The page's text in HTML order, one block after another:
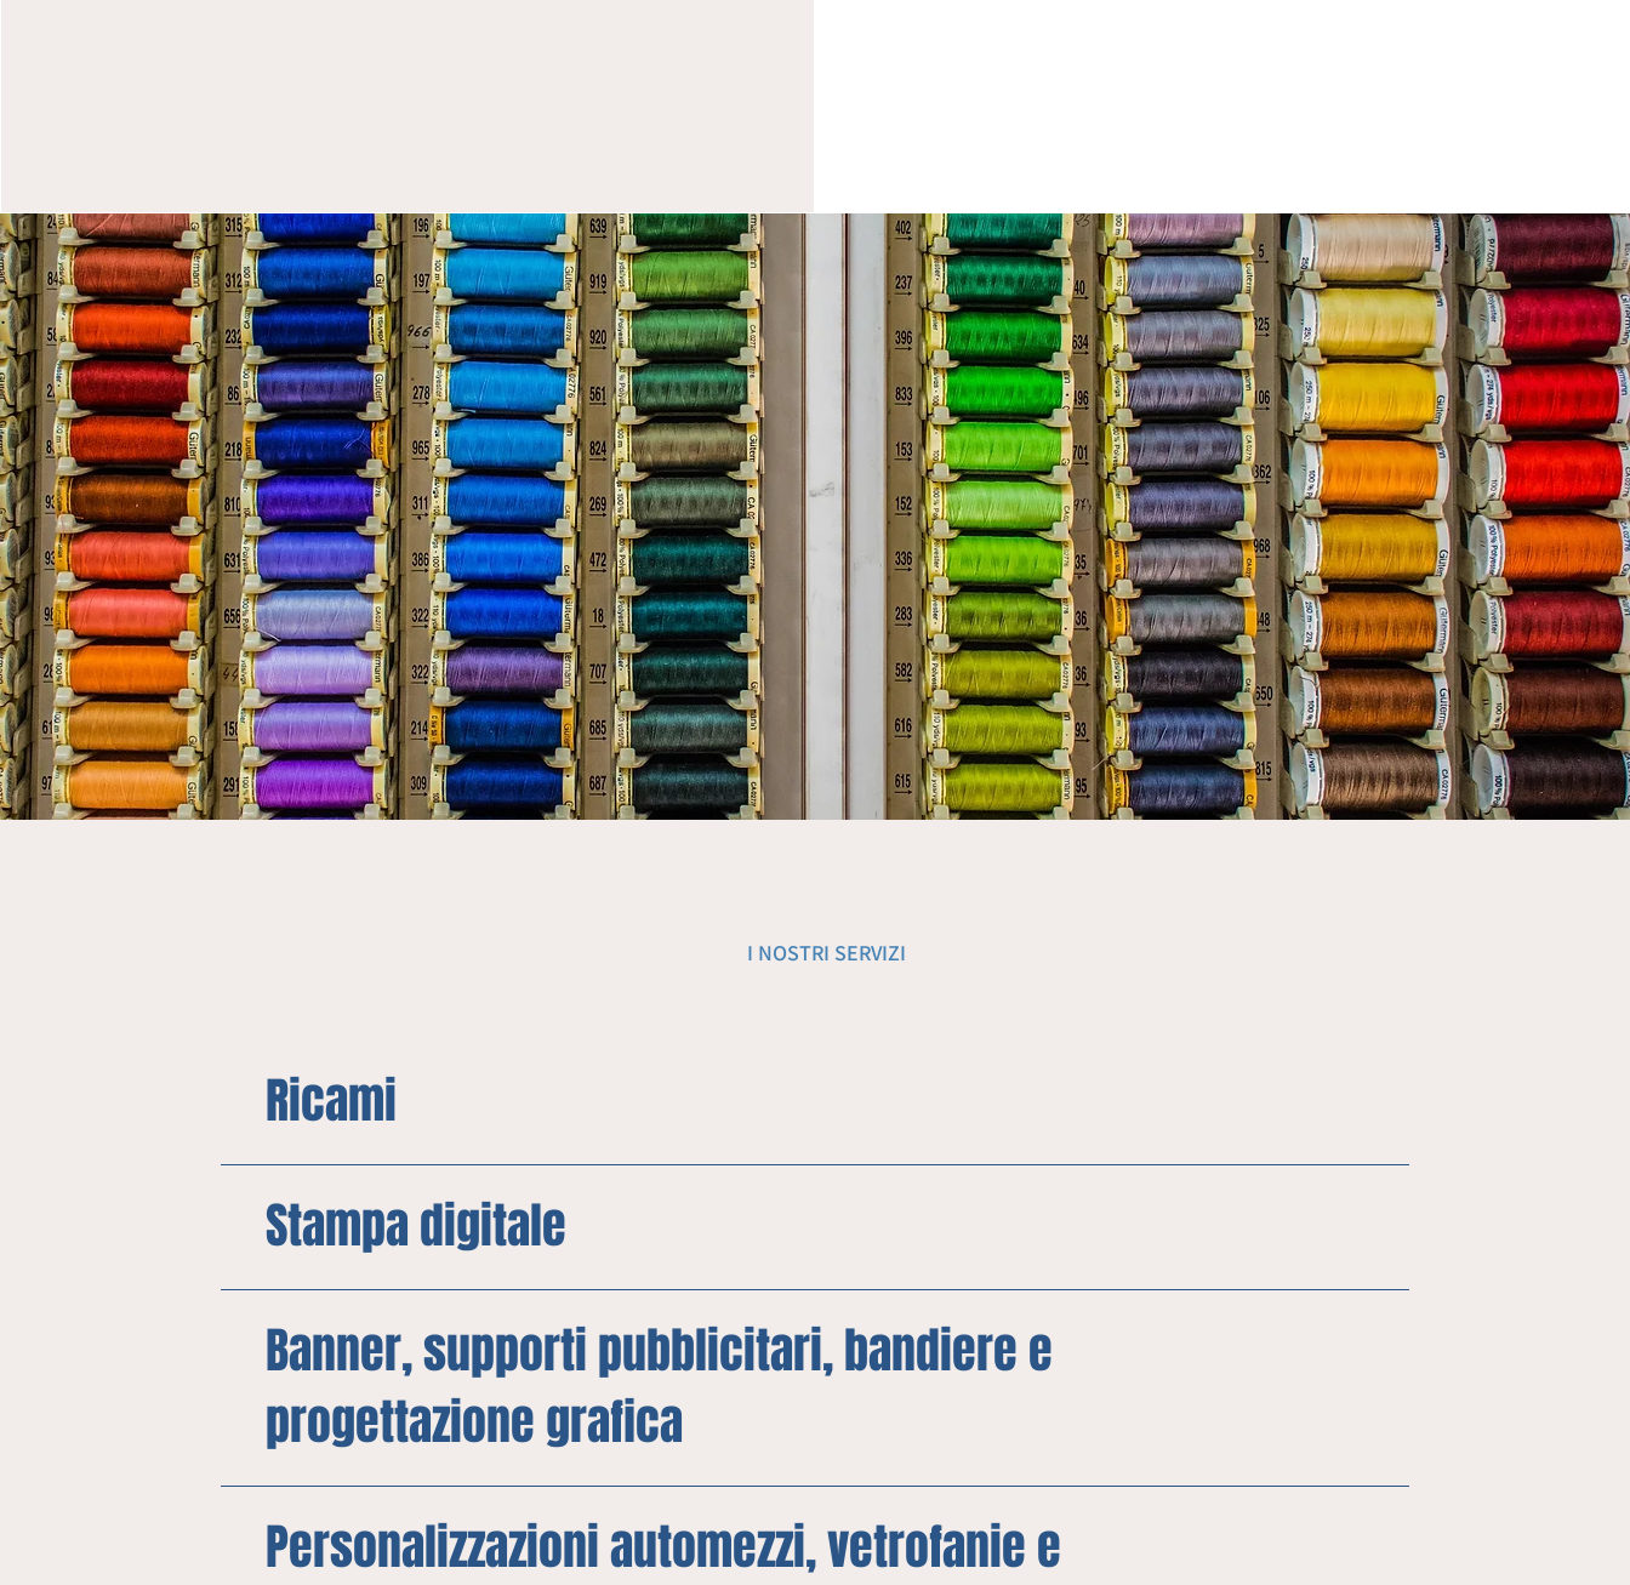
I NOSTRI SERVIZI
Ricami
Stampa digitale
Banner, supporti pubblicitari, bandiere e
progettazione grafica
Personalizzazioni automezzi, vetrofanie e